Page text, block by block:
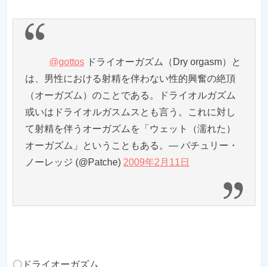
@gottos ドライオーガズム（Dry orgasm）と
は、男性における射精を伴わない性的興奮の絶頂
（オーガズム）のことである。ドライオルガズム
或いはドライオルガスムスとも言う。これに対し
て射精を伴うオーガズムを「ウェット（濡れた）
オーガズム」ということもある。— パチュリー・
ノーレッジ (@Patche) 2009年2月11日
〇ドライオーガズム